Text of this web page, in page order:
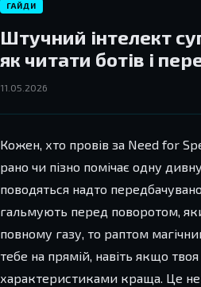
ГАЙДИ
Штучний інтелект
як читати ботів і
11.05.2026
Кожен, хто провів за Need for
рано чи пізно помічає одну
поводяться надто
гальмують перед поворотом,
повному газу, то раптом
тебе на прямій, навіть якщо
характеристиками краща. Це не